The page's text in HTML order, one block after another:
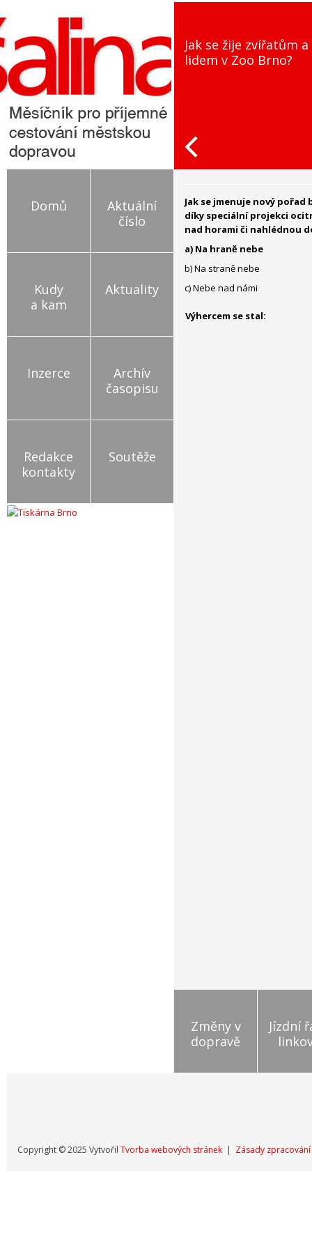
Jak se žije zvířatům a
lidem v Zoo Brno?
Domů
Aktuální
číslo
Kudy
a kam
Aktuality
Inzerce
Archív
časopisu
Redakce
kontakty
Soutěže
Jak se jmenuje nový
díky speciální projekci
nad horami či nahlédnou
a) Na hraně nebe
b) Na straně nebe
c) Nebe nad námi
Výhercem se stal:
Změny v
dopravě
Jízdní
Copyright © 2025 Vytvořil Tvorba webových stránek | Zásady